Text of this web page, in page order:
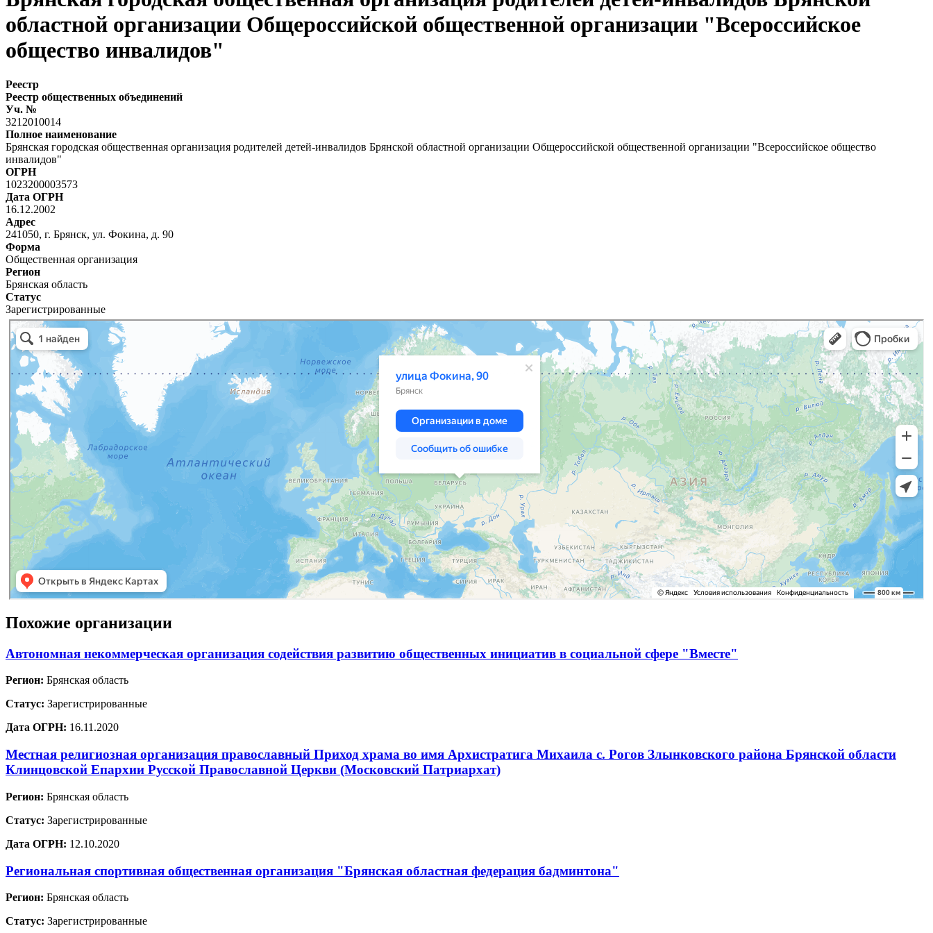
областной организации Общероссийской общественной организации "Всероссийское
общество инвалидов"
Реестр
Реестр общественных объединений
Уч. №
3212010014
Полное наименование
Брянская городская общественная организация родителей детей-инвалидов Брянской областной организации Общероссийской общественной организации "Всероссийское общество
инвалидов"
ОГРН
1023200003573
Дата ОГРН
16.12.2002
Адрес
241050, г. Брянск, ул. Фокина, д. 90
Форма
Общественная организация
Регион
Брянская область
Статус
Зарегистрированные
Похожие организации
Автономная некоммерческая организация содействия развитию общественных инициатив в социальной сфере "Вместе"
Регион: Брянская область
Статус: Зарегистрированные
Дата ОГРН: 16.11.2020
Местная религиозная организация православный Приход храма во имя Архистратига Михаила с. Рогов Злынковского района Брянской области
Клинцовской Епархии Русской Православной Церкви (Московский Патриархат)
Регион: Брянская область
Статус: Зарегистрированные
Дата ОГРН: 12.10.2020
Региональная спортивная общественная организация "Брянская областная федерация бадминтона"
Регион: Брянская область
Статус: Зарегистрированные